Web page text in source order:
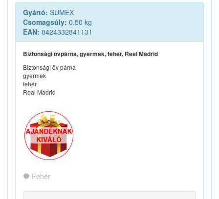
Gyártó: SUMEX
Csomagsúly: 0.50 kg
EAN: 8424332841131
Biztonsági övpárna, gyermek, fehér, Real Madrid
Biztonsági öv párna
gyermek
fehér
Real Madrid
Fehér